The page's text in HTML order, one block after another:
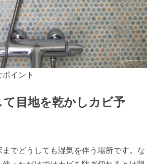
イント
て目地を乾かしカビ予
でどうしても湿気を伴う場所です。な